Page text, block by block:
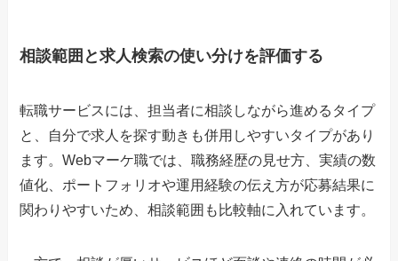
相談範囲と求人検索の使い分けを評価する
転職サービスには、担当者に相談しながら進めるタイプ
と、自分で求人を探す動きも併用しやすいタイプがあり
ます。Webマーケ職では、職務経歴の見せ方、実績の数
値化、ポートフォリオや運用経験の伝え方が応募結果に
関わりやすいため、相談範囲も比較軸に入れています。